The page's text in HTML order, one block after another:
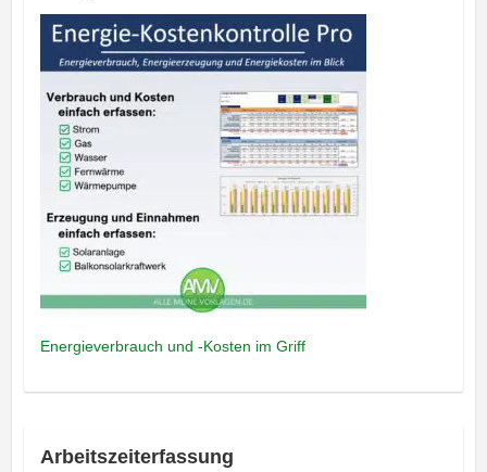
Energieverbrauch und -Kosten im Griff
Arbeitszeiterfassung